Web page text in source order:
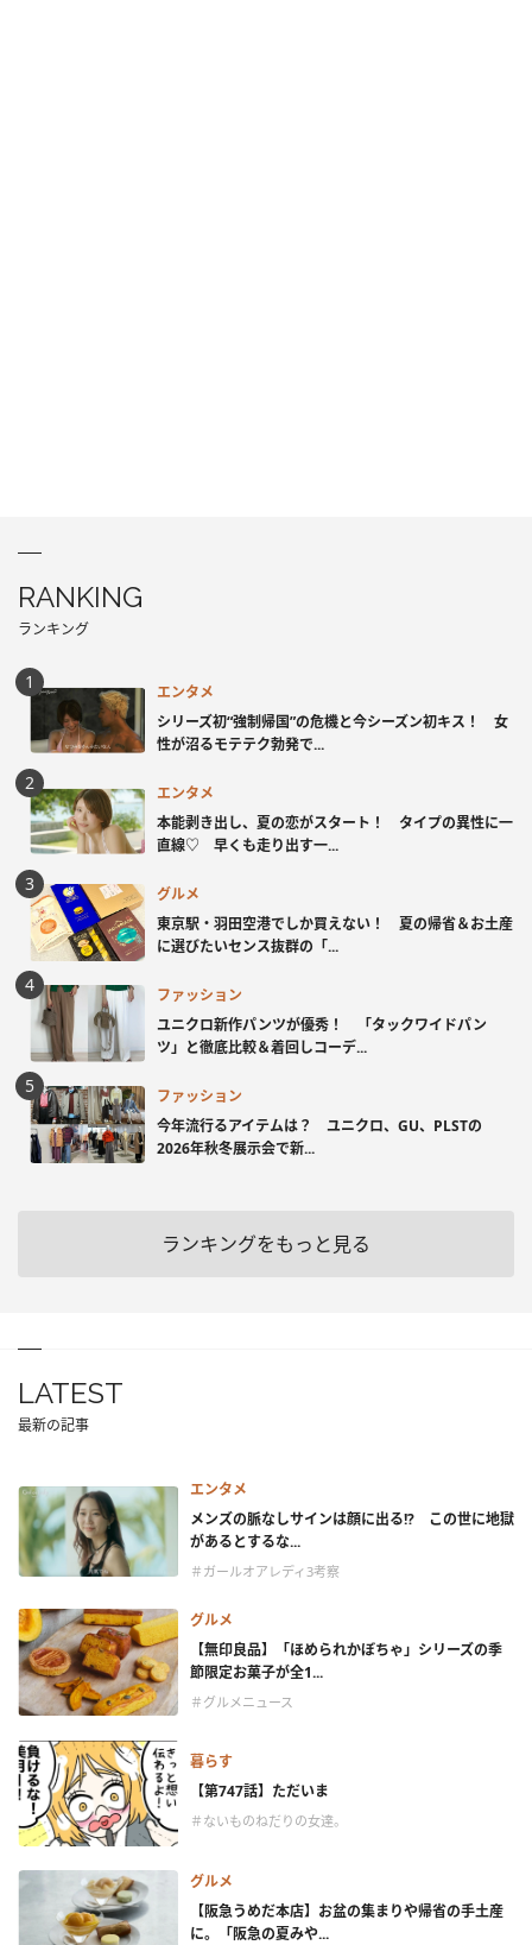
RANKING
ランキング
エンタメ
シリーズ初“強制帰国”の危機と今シーズン初キス！ 女
性が沼るモテテク勃発で...
エンタメ
本能剥き出し、夏の恋がスタート！ タイプの異性に一
直線♡ 早くも走り出す一...
グルメ
東京駅・羽田空港でしか買えない！ 夏の帰省＆お土産
に選びたいセンス抜群の「...
ファッション
ユニクロ新作パンツが優秀！ 「タックワイドパン
ツ」と徹底比較＆着回しコーデ...
ファッション
今年流行るアイテムは？ ユニクロ、GU、PLSTの
2026年秋冬展示会で新...
ランキングをもっと見る
LATEST
最新の記事
エンタメ
メンズの脈なしサインは顔に出る!? この世に地獄
があるとするな...
＃ガールオアレディ3考察
グルメ
【無印良品】「ほめられかぼちゃ」シリーズの季
節限定お菓子が全1...
＃グルメニュース
暮らす
【第747話】ただいま
＃ないものねだりの女達。
グルメ
【阪急うめだ本店】お盆の集まりや帰省の手土産
に。「阪急の夏みや...